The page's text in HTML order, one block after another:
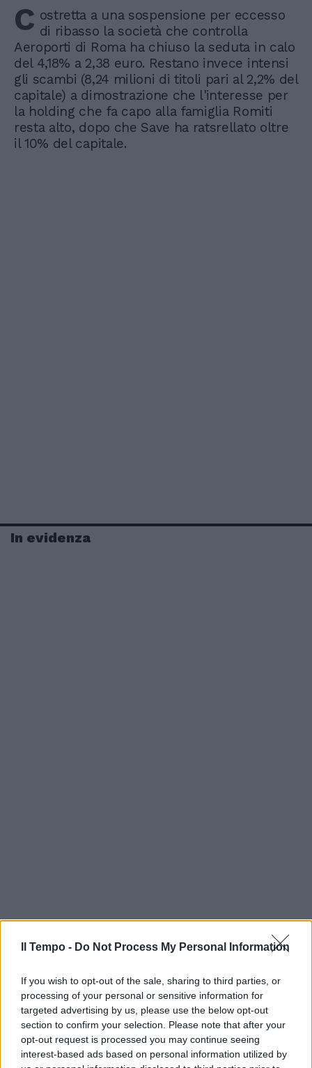
Il Tempo - Do Not Process My Personal Information
If you wish to opt-out of the sale, sharing to third parties, or
processing of your personal or sensitive information for
targeted advertising by us, please use the below opt-out
section to confirm your selection. Please note that after your
opt-out request is processed you may continue seeing
interest-based ads based on personal information utilized by
C ostretta a una sospensione per eccesso
di ribasso la società che controlla
Aeroporti di Roma ha chiuso la seduta in calo
del 4,18% a 2,38 euro. Restano invece intensi
gli scambi (8,24 milioni di titoli pari al 2,2% del
capitale) a dimostrazione che l'interesse per
la holding che fa capo alla famiglia Romiti
resta alto, dopo che Save ha ratsrellato oltre
il 10% del capitale.
In evidenza